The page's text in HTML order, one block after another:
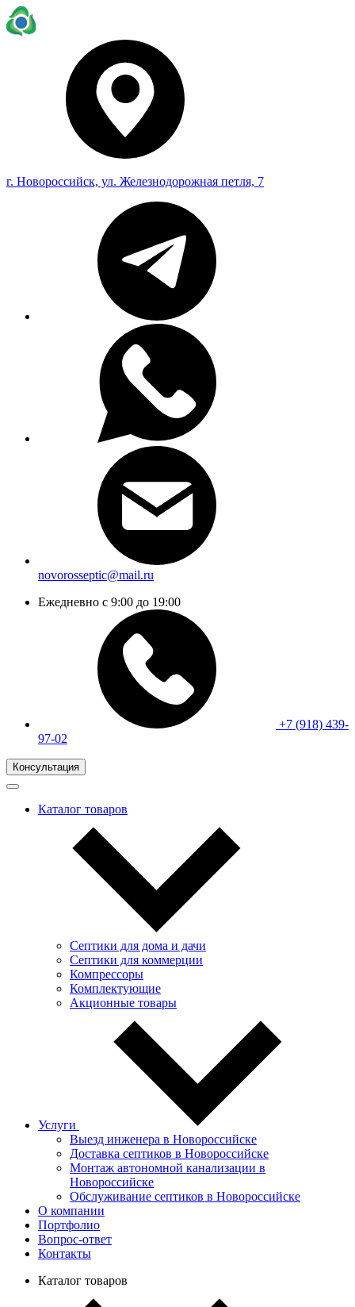
г. Новороссийск, ул. Железнодорожная петля, 7
novorosseptic@mail.ru
Ежедневно с 9:00 до 19:00
+7 (918) 439-
97-02
Консультация
Каталог товаров
Септики для дома и дачи
Септики для коммерции
Компрессоры
Комплектующие
Акционные товары
Услуги
Выезд инженера в Новороссийске
Доставка септиков в Новороссийске
Монтаж автономной канализации в
Новороссийске
Обслуживание септиков в Новороссийске
О компании
Портфолио
Вопрос-ответ
Контакты
Каталог товаров